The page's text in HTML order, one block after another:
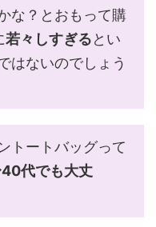
な？とおもって購
若々しすぎるとい
はないのでしょう
トートバッグって
代でも大丈